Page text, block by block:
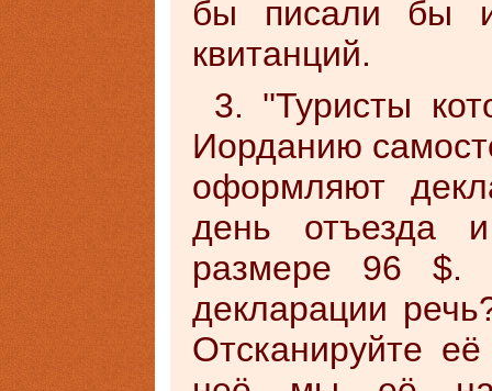
бы писали бы
квитанций.
3. ''Туристы
Иорданию
оформляют
день отъезда
размере 96 $.
декларации
Отсканируйте